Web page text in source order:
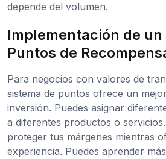
depende del volumen.
Implementación de un
Puntos de
Para negocios con valores de
sistema de puntos ofrece un
inversión. Puedes asignar
a diferentes productos o
proteger tus márgenes mientras
experiencia. Puedes aprender